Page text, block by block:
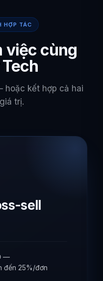
HỢP TÁC
việc cùng
hoặc kết hợp cả hai
trị.
sell
—
đến 25%/đơn